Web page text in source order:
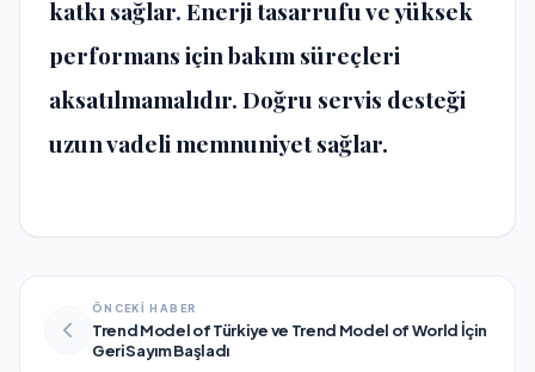
katkı sağlar. Enerji tasarrufu ve yüksek
performans için bakım süreçleri
aksatılmamalıdır. Doğru servis desteği
uzun vadeli memnuniyet sağlar.
ÖNCEKİ HABER
Trend Model of Türkiye ve Trend Model of World İçin
Geri Sayım Başladı